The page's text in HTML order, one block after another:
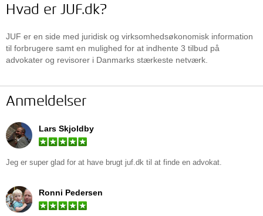
Hvad er JUF.dk?
JUF er en side med juridisk og virksomhedsøkonomisk information
til forbrugere samt en mulighed for at indhente 3 tilbud på
advokater og revisorer i Danmarks stærkeste netværk.
Anmeldelser
Lars Skjoldby
Jeg er super glad for at have brugt juf.dk til at finde en advokat.
Ronni Pedersen